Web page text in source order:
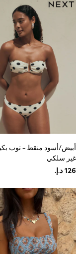
New In
In from Next
Girl's New In
0-2 years
3-5 years
6-8 years
9-11 years
12-14 years
15+ years
All Clothing
& Jackets
Dresses
Holiday Shop
Jeans
& Playsuits
Top Picks
Knitwear
Loungewear
& Pyjamas
& Leggings
Schoolwear
Sets & Outfits
أبيض/أسود منقط - توب
غير سلكي